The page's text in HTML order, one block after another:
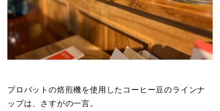
プロバットの焙煎機を使用したコーヒー豆のラインナ
ップは、さすがの一言。